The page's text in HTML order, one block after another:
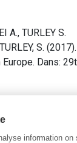
A., TURLEY S.
S.
Dans:
information on